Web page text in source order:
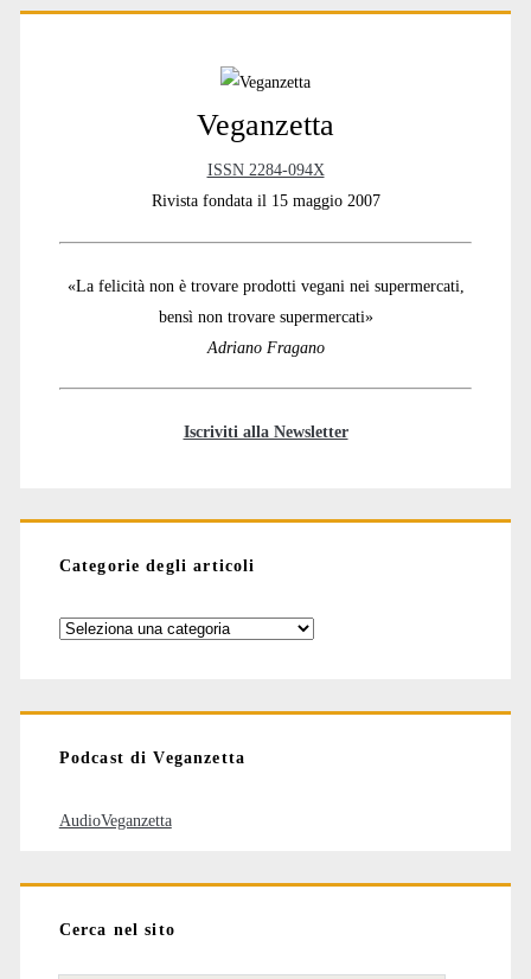
Primary
Veganzetta
ISSN 2284-094X
Rivista fondata il 15 maggio 2007
«La felicità non è trovare prodotti vegani nei supermercati,
bensì non trovare supermercati»
Adriano Fragano
Iscriviti alla Newsletter
Categorie degli articoli
Categorie
Podcast di Veganzetta
AudioVeganzetta
Cerca nel sito